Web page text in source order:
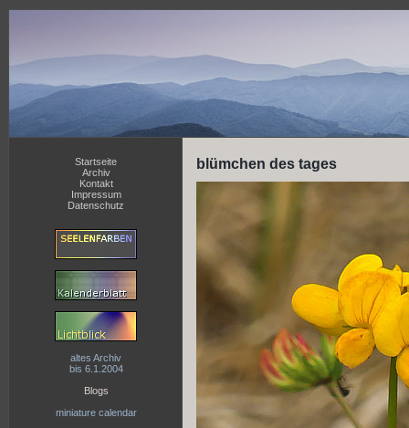
Startseite
Archiv
Kontakt
Impressum
Datenschutz
altes Archiv
bis 6.1.2004
Blogs
miniature calendar
blümchen des tages